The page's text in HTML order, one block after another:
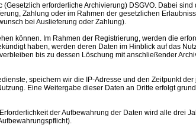
erforderliche Archivierung) DSGVO. Dabei
Zahlung oder im Rahmen der gesetzlichen
bei Auslieferung oder Zahlung).
können. Im Rahmen der Registrierung, werden die
haben, werden deren Daten im Hinblick auf das
bis zu dessen Löschung mit anschließender
speichern wir die IP-Adresse und den Zeitpunkt
Eine Weitergabe dieser Daten an Dritte erfolgt
der Aufbewahrung der Daten wird alle drei